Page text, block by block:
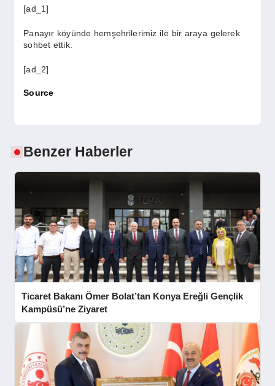
DÜNYA
SPOR
YAŞAM
[ad_1]
Panayır köyünde hemşehrilerimiz ile bir araya gelerek
sohbet ettik.
[ad_2]
Source
Benzer Haberler
Ticaret Bakanı Ömer Bolat’tan Konya Ereğli Gençlik
Kampüsü’ne Ziyaret